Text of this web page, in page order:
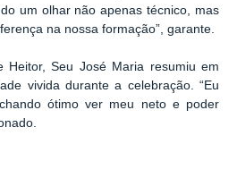
um olhar não apenas técnico, mas
na nossa formação”, garante.
Heitor, Seu José Maria resumiu em
vivida durante a celebração. “Eu
ótimo ver meu neto e poder